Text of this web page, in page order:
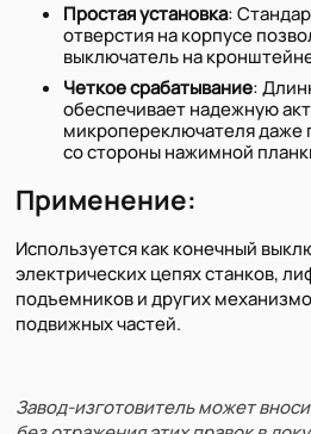
Простая установка:
отверстия на корпусе
выключатель на
Четкое срабатывание:
обеспечивает надежную
микропереключателя даже
со стороны нажимной
Применение:
Используется как конечный
электрических цепях станков,
подъемников и других
подвижных частей.
Завод-изготовитель может